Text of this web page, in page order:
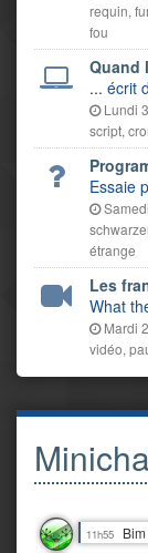
requin,
fou
Quand
... écrit
Lundi
script,
Essaie
étrange
Les
What
Mardi
vidéo,
11h55